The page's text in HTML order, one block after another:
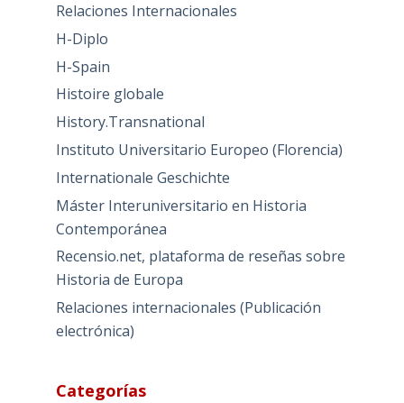
Relaciones Internacionales
H-Diplo
H-Spain
Histoire globale
History.Transnational
Instituto Universitario Europeo (Florencia)
Internationale Geschichte
Máster Interuniversitario en Historia
Contemporánea
Recensio.net, plataforma de reseñas sobre
Historia de Europa
Relaciones internacionales (Publicación
electrónica)
Categorías